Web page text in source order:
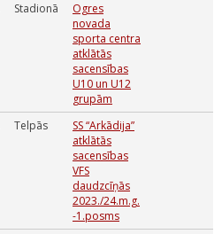
Stadionā
Ogres
novada
sporta centra
atklātās
sacensības
U10 un U12
grupām
Telpās
SS “Arkādija”
atklātās
sacensības
VFS
daudzcīņās
2023./24.m.g.
-1.posms